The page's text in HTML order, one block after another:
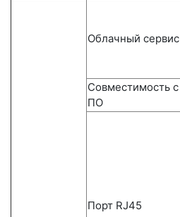
Облачный сервис
Совместимость с
ПО
Порт RJ45